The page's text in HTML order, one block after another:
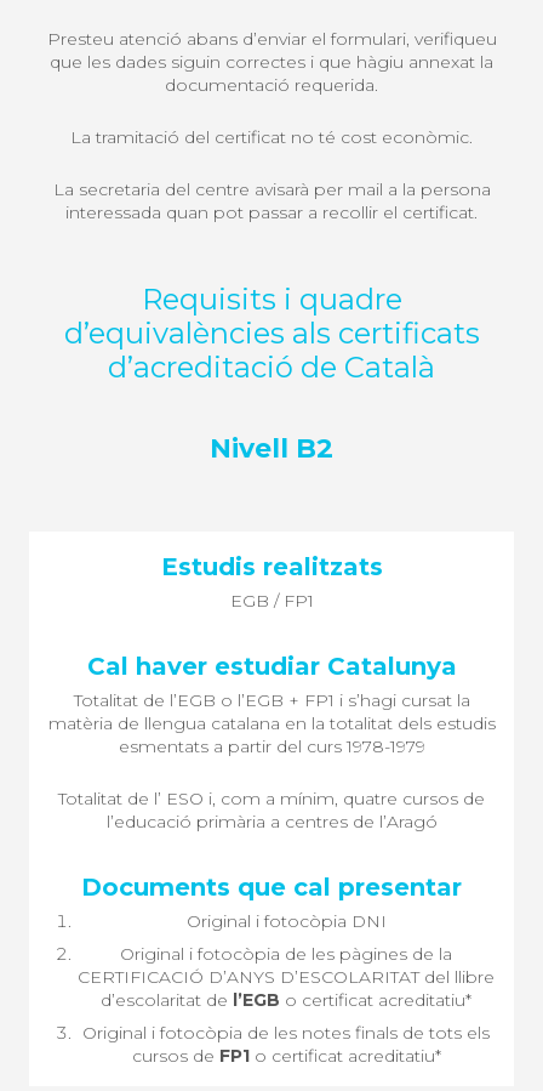
Presteu atenció abans d’enviar el formulari, verifiqueu
que les dades siguin correctes i que hàgiu annexat la
documentació requerida.
La tramitació del certificat no té cost econòmic.
La secretaria del centre avisarà per mail a la persona
interessada quan pot passar a recollir el certificat.
Requisits i quadre
d’equivalències als certificats
d’acreditació de Català
Nivell B2
EGB / FP1
Totalitat de l’EGB o l’EGB + FP1 i s’hagi cursat la
matèria de llengua catalana en la totalitat dels estudis
esmentats a partir del curs 1978-1979
Totalitat de l’ ESO i, com a mínim, quatre cursos de
l’educació primària a centres de l’Aragó
Original i fotocòpia DNI
Original i fotocòpia de les pàgines de la
CERTIFICACIÓ D’ANYS D’ESCOLARITAT del llibre
d’escolaritat de l’EGB o certificat acreditatiu*
Original i fotocòpia de les notes finals de tots els
cursos de FP1 o certificat acreditatiu*